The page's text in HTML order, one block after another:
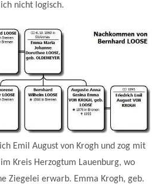
nicht logisch.
Emil August von Krogh und zog mit
Kreis Herzogtum Lauenburg, wo
Ziegelei erwarb. Emma Krogh, geb.